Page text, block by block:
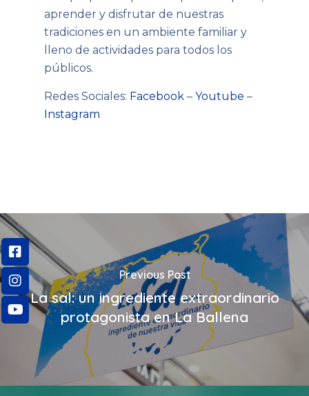
aprender y disfrutar de nuestras
tradiciones en un ambiente familiar y
lleno de actividades para todos los
públicos.
Redes Sociales: Facebook – Youtube –
Instagram
Previous Post
La sal: un ingrediente extraordinario
protagonista en La Ballena